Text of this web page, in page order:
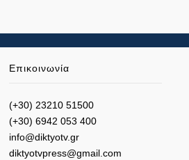
Επικοινωνία
(+30) 23210 51500
(+30) 6942 053 400
info@diktyotv.gr
diktyotvpress@gmail.com